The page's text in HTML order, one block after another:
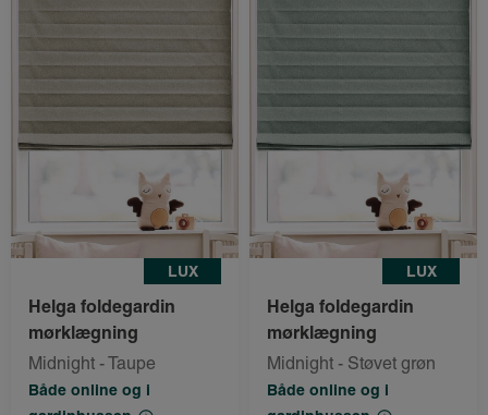
LUX
Helga foldegardin
mørklægning
Midnight - Taupe
Både online og i
LUX
Helga foldegardin
mørklægning
Midnight - Støvet grøn
Både online og i